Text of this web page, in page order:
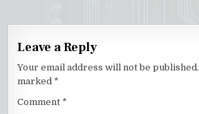
Leave a Reply
Your email address will not be published.
marked *
Comment *